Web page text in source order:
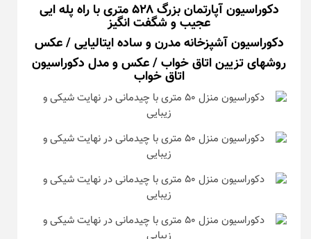
دکوراسیون آپارتمان بزرگ ۵۲۸ متری با راه پله ایی
عجیب و شگفت انگیز
دکوراسیون آشپزخانه مدرن و ساده ایتالیایی / عکس
روشهای تزیین اتاق خواب / عکس و مدل دکوراسیون
اتاق خواب